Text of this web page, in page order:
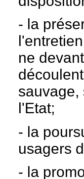
- la
ne
sauvage,
l'Etat;
- la
usagers
- la